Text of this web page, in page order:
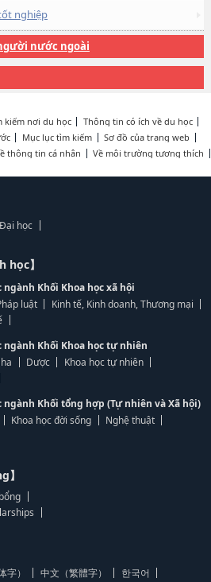
nghiệp
nước ngoài
kiếm nơi du học
Thông tin có ích về du học
Mục lục tìm kiếm
Sơ đồ của trang web
thông tin cá nhân Về môi trường tương thích
học
học】
Khối Khoa học xã hội
luật
Kinh tế, Kinh doanh, Thương mại
Khối Khoa học tự nhiên
Dược
Khoa học tự nhiên
Khối tổng hợp (Tự nhiên và Xã hội)
Khoa học đời sống
Nghệ thuật
】
字） 中文（繁體字） 한국어